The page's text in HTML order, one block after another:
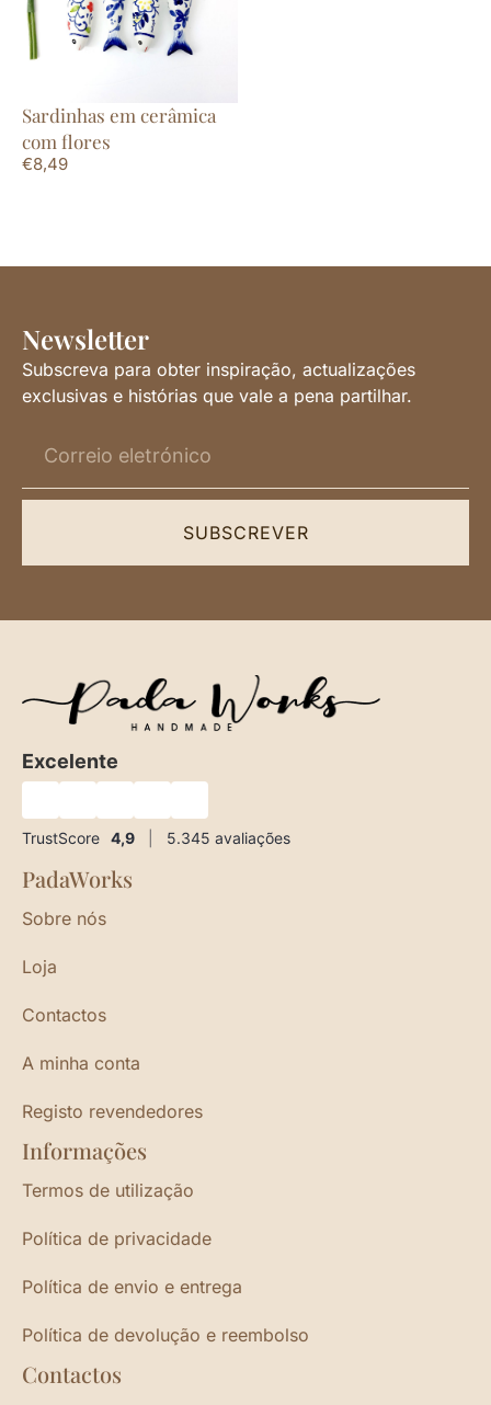
Sardinhas em cerâmica
com flores
€8,49
Newsletter
Subscreva para obter inspiração, actualizações
exclusivas e histórias que vale a pena partilhar.
SUBSCREVER
Excelente
TrustScore 4,9 5.345 avaliações
PadaWorks
Sobre nós
Loja
Contactos
A minha conta
Registo revendedores
Informações
Termos de utilização
Política de privacidade
Política de envio e entrega
Política de devolução e reembolso
Contactos